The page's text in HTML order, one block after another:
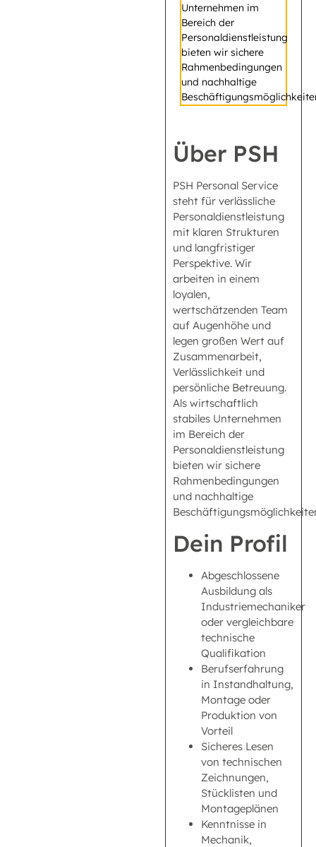
Unternehmen im
Bereich der
Personaldienstleistung
bieten wir sichere
Rahmenbedingungen
und nachhaltige
Über PSH
PSH Personal Service
steht für verlässliche
Personaldienstleistung
mit klaren Strukturen
und langfristiger
Perspektive. Wir
arbeiten in einem
loyalen,
wertschätzenden Team
auf Augenhöhe und
legen großen Wert auf
Zusammenarbeit,
Verlässlichkeit und
persönliche Betreuung.
Als wirtschaftlich
stabiles Unternehmen
im Bereich der
Personaldienstleistung
bieten wir sichere
Rahmenbedingungen
und nachhaltige
Dein Profil
Abgeschlossene
Ausbildung als
Industriemechaniker
oder vergleichbare
technische
Qualifikation
Berufserfahrung
in Instandhaltung,
Montage oder
Produktion von
Vorteil
Sicheres Lesen
von technischen
Zeichnungen,
Stücklisten und
Montageplänen
Kenntnisse in
Mechanik,